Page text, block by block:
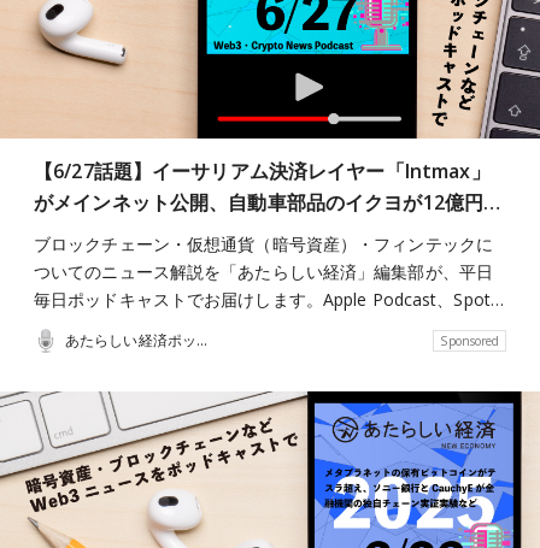
【6/27話題】イーサリアム決済レイヤー「Intmax」
がメインネット公開、自動車部品のイクヨが12億円…
ブロックチェーン・仮想通貨（暗号資産）・フィンテックに
ついてのニュース解説を「あたらしい経済」編集部が、平日
毎日ポッドキャストでお届けします。Apple Podcast、Spot…
あたらしい経済ポッドキャスト Sponsored